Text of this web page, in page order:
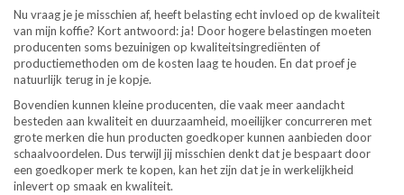
Nu vraag je je misschien af, heeft belasting echt invloed op de kwaliteit
van mijn koffie? Kort antwoord: ja! Door hogere belastingen moeten
producenten soms bezuinigen op kwaliteitsingrediënten of
productiemethoden om de kosten laag te houden. En dat proef je
natuurlijk terug in je kopje.
Bovendien kunnen kleine producenten, die vaak meer aandacht
besteden aan kwaliteit en duurzaamheid, moeilijker concurreren met
grote merken die hun producten goedkoper kunnen aanbieden door
schaalvoordelen. Dus terwijl jij misschien denkt dat je bespaart door
een goedkoper merk te kopen, kan het zijn dat je in werkelijkheid
inlevert op smaak en kwaliteit.